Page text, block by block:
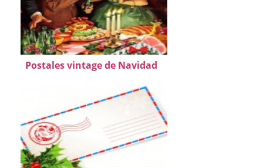
Postales vintage de Navidad